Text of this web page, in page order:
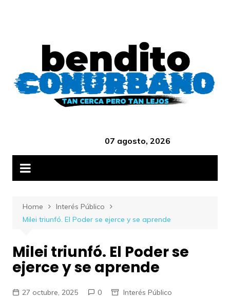
07 agosto, 2026
Home
Interés Público
Milei triunfó. El Poder se ejerce y se aprende
Milei triunfó. El Poder se
ejerce y se aprende
27 octubre, 2025 0 Interés Público